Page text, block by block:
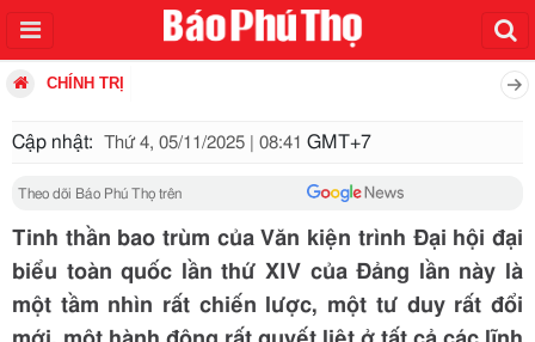
CHÍNH TRỊ
Cập nhật: Thứ 4, 05/11/2025 | 08:41 GMT+7
Theo dõi Báo Phú Thọ trên
Tinh thần bao trùm của Văn kiện trình Đại hội đại
biểu toàn quốc lần thứ XIV của Đảng lần này là
một tầm nhìn rất chiến lược, một tư duy rất đổi